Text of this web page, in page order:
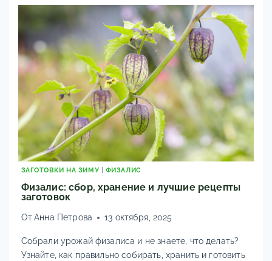
ЧТО
СОБИРАТЬ
ЛЕСУ
И
САДУ
ЗАГОТОВКИ НА ЗИМУ ФИЗАЛИС
Физалис: сбор, хранение и лучшие рецепты
заготовок
ОтАнна Петрова 13 октября, 2025
Собрали урожай физалиса и не знаете, что делать?
Узнайте, как правильно собирать, хранить и готовить